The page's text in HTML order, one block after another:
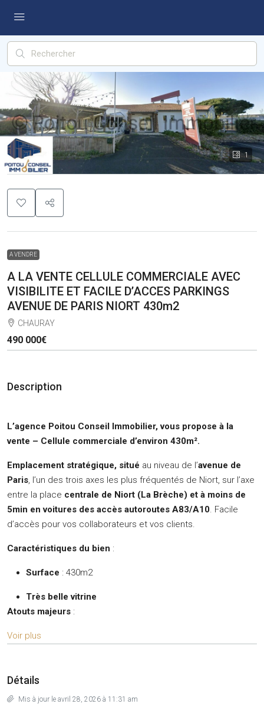
1
A VENDRE
A LA VENTE CELLULE COMMERCIALE AVEC
VISIBILITE ET FACILE D’ACCES PARKINGS
AVENUE DE PARIS NIORT 430m2
CHAURAY
490 000€
Description
L’agence Poitou Conseil Immobilier, vous propose à la
vente – Cellule commerciale d’environ 430m².
Emplacement stratégique, situé au niveau de l’avenue de
Paris, l’un des trois axes les plus fréquentés de Niort, sur l’axe
entre la place centrale de Niort (La Brèche) et à moins de
5min en voitures des accès autoroutes A83/A10. Facile
d’accès pour vos collaborateurs et vos clients.
Caractéristiques du bien :
Surface : 430m2
Très belle vitrine
Atouts majeurs :
Voir plus
Détails
Mis à jour le avril 28, 2026 à 11:31 am